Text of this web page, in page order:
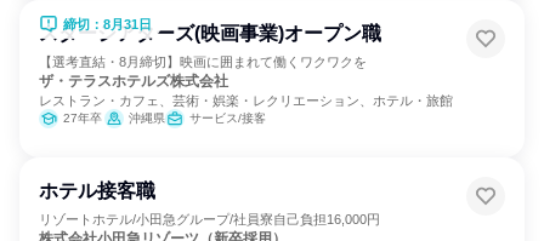
締切：8月31日
スターシアターズ(映画事業)オープン職
【選考直結・8月締切】映画に囲まれて働くワクワクを
ザ・テラスホテルズ株式会社
レストラン・カフェ、芸術・娯楽・レクリエーション、ホテル・旅館
27年卒 沖縄県 サービス/接客
ホテル接客職
リゾートホテル/小田急グループ/社員寮自己負担16,000円